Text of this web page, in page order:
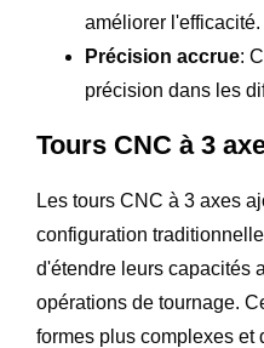
améliorer l'efficacité.
Précision accrue:
précision dans les
Tours CNC à 3
Les tours CNC à 3 axes
configuration
d'étendre leurs capacités
opérations de tournage.
formes plus complexes et